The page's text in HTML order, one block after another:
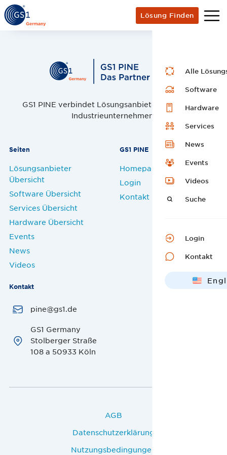
Lösung Finden
Alle
Software
Hardware
Services
News
Events
Videos
Suche
Login
Kontakt
GS1 PINE verbindet Lösungsanbieter, Handel und
Industrieunternehmen.
Seiten
Lösungsanbieter
Übersicht
Software Übersicht
Services Übersicht
Hardware Übersicht
Events
News
Videos
GS1 PINE
Homepage
Login
Kontakt
Kontakt
pine@gs1.de
GS1 Germany
Stolberger Straße
108 a 50933 Köln
AGB
Datenschutzerklärung
Nutzungsbedingungen